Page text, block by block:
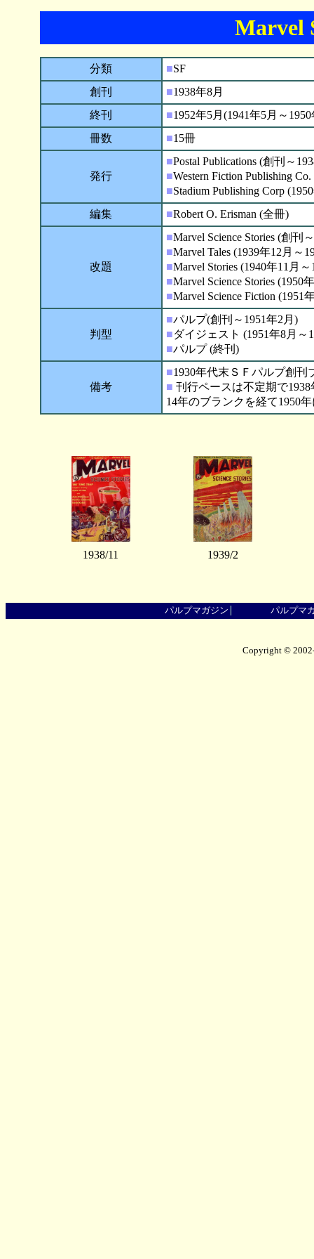
Marvel
分類 ■SF
創刊
■1938年8月
終刊
■1952年5月(1941年5月～
冊数
■15冊
発行
■Postal Publications (創刊～
■Western Fiction Publishing
■Stadium Publishing Corp
編集
■Robert O. Erisman (全冊)
改題
■Marvel Science Stories (創刊
■Marvel Tales (1939年12月～
■Marvel Stories (1940年11月
■Marvel Science Stories (1950
■Marvel Science Fiction (1951
判型
■パルプ(創刊～1951年2月)
■ダイジェスト (1951年8月～
■パルプ (終刊)
備考
■1930年代末ＳＦパルプ創
■ 刊行ペースは不定期で
14年のブランクを経て1950
1938/11 1939/2
パルプマガジン パルプマ
Copyright ©